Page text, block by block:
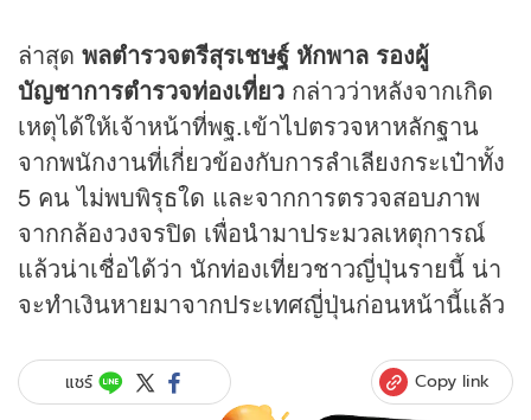
ล่าสุด พลตำรวจตรีสุรเชษฐ์ หักพาล รองผู้
บัญชาการตำรวจท่องเที่ยว กล่าวว่าหลังจากเกิด
เหตุได้ให้เจ้าหน้าที่พฐ.เข้าไปตรวจหาหลักฐาน
จากพนักงานที่เกี่ยวข้องกับการลำเลียงกระเป๋าทั้ง
5 คน ไม่พบพิรุธใด และจากการตรวจสอบภาพ
จากกล้องวงจรปิด เพื่อนำมาประมวลเหตุการณ์
แล้วน่าเชื่อได้ว่า นักท่องเที่ยวชาวญี่ปุ่นรายนี้ น่า
จะทำเงินหายมาจากประเทศญี่ปุ่นก่อนหน้านี้แล้ว
แชร์ Copy link